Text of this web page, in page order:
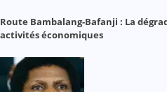
Route Bambalang-Bafanji : La
activités économiques